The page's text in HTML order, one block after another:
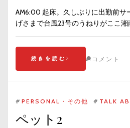
AM6:00 起床。久しぶりに出勤前サ
げさまで台風23号のうねりがここ湘
続きを読む コメント
# PERSONAL・その他 # TALK
ペット2